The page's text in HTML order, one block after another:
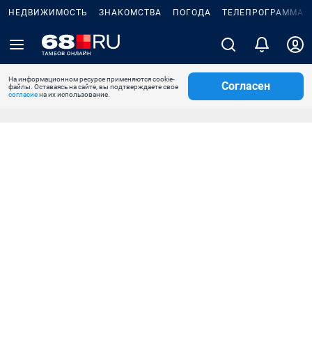
НЕДВИЖИМОСТЬ ЗНАКОМСТВА ПОГОДА ТЕЛЕПРОГРАММА
На информационном ресурсе применяются cookie-
файлы. Оставаясь на сайте, вы подтверждаете свое
согласиена их использование.
Согласен